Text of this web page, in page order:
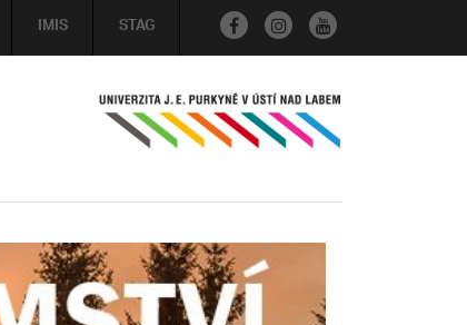
IMIS STAG